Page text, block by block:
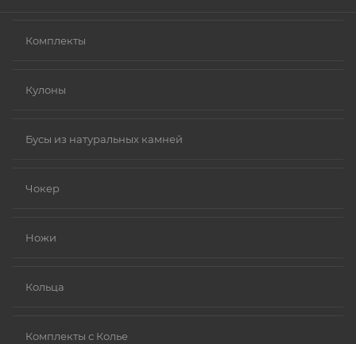
Комплекты
Кулоны
Бусы из натуральных камней
Чокер
Ножи
Кольца
Комплекты с Колье